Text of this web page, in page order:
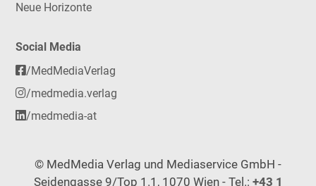
Neue Horizonte
Social Media
/MedMediaVerlag
/medmedia.verlag
/medmedia-at
© MedMedia Verlag und Mediaservice GmbH -
Seidengasse 9/Top 1.1, 1070 Wien - Tel.: +43 1